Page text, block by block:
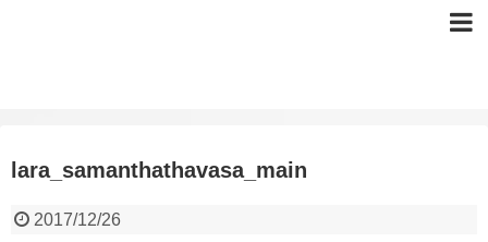
lara_samanthathavasa_main
2017/12/26